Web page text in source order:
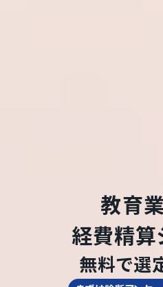
教育業
経費精算
無料で選